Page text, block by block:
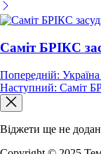
Саміт БРІКС
Навігація
записів
Попередній:
Наступний: Саміт
Віджети ще не